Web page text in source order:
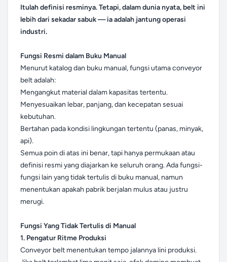
Itulah definisi resminya. Tetapi, dalam dunia nyata, belt ini
lebih dari sekadar sabuk — ia adalah jantung operasi
industri.
Fungsi Resmi dalam Buku Manual
Menurut katalog dan buku manual, fungsi utama conveyor
belt adalah:
Mengangkut material dalam kapasitas tertentu.
Menyesuaikan lebar, panjang, dan kecepatan sesuai
kebutuhan.
Bertahan pada kondisi lingkungan tertentu (panas, minyak,
api).
Semua poin di atas ini benar, tapi hanya permukaan atau
definisi resmi yang diajarkan ke seluruh orang. Ada fungsi-
fungsi lain yang tidak tertulis di buku manual, namun
menentukan apakah pabrik berjalan mulus atau justru
merugi.
Fungsi Yang Tidak Tertulis di Manual
1. Pengatur Ritme Produksi
Conveyor belt menentukan tempo jalannya lini produksi.